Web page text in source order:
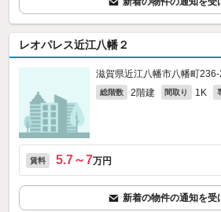
レオパレス近江八幡２
滋賀県近江八幡市八幡町
総階数 2階建 間取り 1K
賃料 5.7～7万円
新着の物件の通知を受